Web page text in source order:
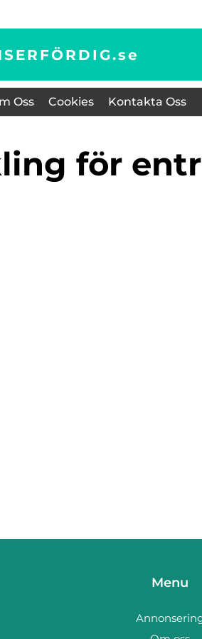
se
Oss Cookies Kontakta Oss
för
Menu